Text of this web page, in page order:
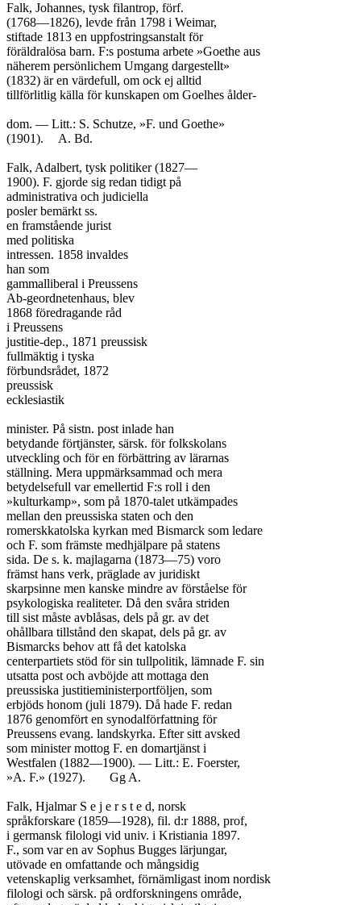
Falk, Johannes, tysk filantrop, förf.
(1768—1826), levde från 1798 i Weimar,
stiftade 1813 en uppfostringsanstalt för
föräldralösa barn. F:s postuma arbete »Goethe aus
näherem persönlichem Umgang dargestellt»
(1832) är en värdefull, om ock ej alltid
tillförlitlig källa för kunskapen om Goelhes ålder-
dom. — Litt.: S. Schutze, »F. und Goethe»
(1901).	A. Bd.
Falk, Adalbert, tysk politiker (1827—
1900). F. gjorde sig redan tidigt på
administrativa och judiciella
posler bemärkt ss.
en framstående jurist
med politiska
intressen. 1858 invaldes
han som
gammalliberal i Preussens
Ab-geordnetenhaus, blev
1868 föredragande råd
i Preussens
justitie-dep., 1871 preussisk
fullmäktig i tyska
förbundsrådet, 1872
preussisk
ecklesiastik
minister. På sistn. post inlade han
betydande förtjänster, särsk. för folkskolans
utveckling och för en förbättring av lärarnas
ställning. Mera uppmärksammad och mera
betydelsefull var emellertid F:s roll i den
»kulturkamp», som på 1870-talet utkämpades
mellan den preussiska staten och den
romerskkatolska kyrkan med Bismarck som ledare
och F. som främste medhjälpare på statens
sida. De s. k. majlagarna (1873—75) voro
främst hans verk, präglade av juridiskt
skarpsinne men kanske mindre av förståelse för
psykologiska realiteter. Då den svåra striden
till sist måste avblåsas, dels på gr. av det
ohållbara tillstånd den skapat, dels på gr. av
Bismarcks behov att få det katolska
centerpartiets stöd för sin tullpolitik, lämnade F. sin
utsatta post och avböjde att mottaga den
preussiska justitieministerportföljen, som
erbjöds honom (juli 1879). Då hade F. redan
1876 genomfört en synodalförfattning för
Preussens evang. landskyrka. Efter sitt avsked
som minister mottog F. en domartjänst i
Westfalen (1882—1900). — Litt.: E. Foerster,
»A. F.» (1927).	Gg A.
Falk, Hjalmar S e j e r s t e d, norsk
språkforskare (1859—1928), fil. d:r 1888, prof,
i germansk filologi vid univ. i Kristiania 1897.
F., som var en av Sophus Bugges lärjungar,
utövade en omfattande och mångsidig
vetenskaplig verksamhet, förnämligast inom nordisk
filologi och särsk. på ordforskningens område,